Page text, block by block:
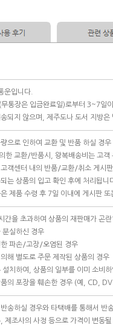
운입니다.
통장은 입금완료일)로부터 3~7일
되지 않으며, 제주도나 도서 지방은
으로 인하여 교환 및 반품 하실 경
한 교환/반품시, 왕복배송비는 고객
객센터 내의 반품/교환/취소 게시
는 상품의 입고 확인 후에 처리됩니
제품 수령 후 7일 이내에 게시판
간을 초과하여 상품의 재판매가 곤
분실하신 경우
파손/고장/오염된 경우
해 별도로 주문 제작된 상품의 경우
설치하여, 상품의 일부를 이미 소비
의 포장을 훼손한 경우 (예, CD,
송하실 경우와 타택배를 통해서
제조사의 사정 등으로 가격이 변동